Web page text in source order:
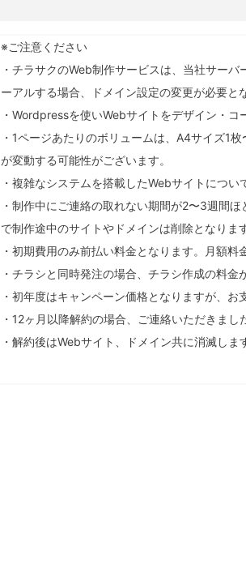
※ご注意ください
・チラサクのWeb制作サービスは、当社サー
ーアルする場合、ドメイン設定の変更が必要と
・Wordpressを使いWebサイトをデザイン・
・1ページあたりのボリュームは、A4サイズ1
が変動する可能性がございます。
・複雑なシステムを搭載したWebサイトにつ
・制作中にご連絡の取れない期間が2〜3週間
で制作途中のサイトやドメインは削除となります
・初期費用のみ前払い料金となります。月額料
・チラシと同時発注の場合、チラシ作成の料金
・初年度はキャンペーン価格となりますが、
・12ヶ月以降解約の場合、ご連絡いただきまし
・解約後はWebサイト、ドメイン共に消滅しま